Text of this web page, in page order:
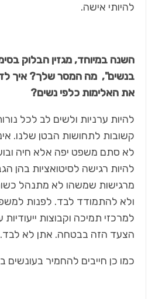
להיותי אישה.
השנה במיוחד, מגזין הבלוק
בנשים", מה המסר שלך? איך
את האלימות כלפי נשים?
להיות ערניות ולשים לב לכל
קשובות לתחושות הבטן שלנו.
לא סתם משפט יפה אלא חיה
להיות רגישה לסיטואציות בהן
מרגישות שמשהו לא מתנהל
ולא להתמודד לבד. לפנות
למרכזי תמיכה וקבוצות
הצעד הזה בבטחה. אתן לא לבד.
כמו כן חייבים להחמיר